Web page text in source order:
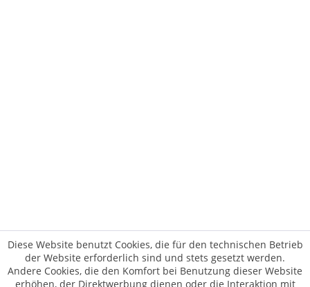
Diese Website benutzt Cookies, die für den technischen Betrieb
der Website erforderlich sind und stets gesetzt werden.
Andere Cookies, die den Komfort bei Benutzung dieser Website
erhöhen, der Direktwerbung dienen oder die Interaktion mit